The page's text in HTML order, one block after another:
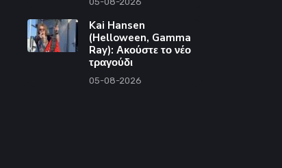
Kai Hansen
(Helloween, Gamma
Ray): Ακούστε το νέο
τραγούδι
05-08-2026